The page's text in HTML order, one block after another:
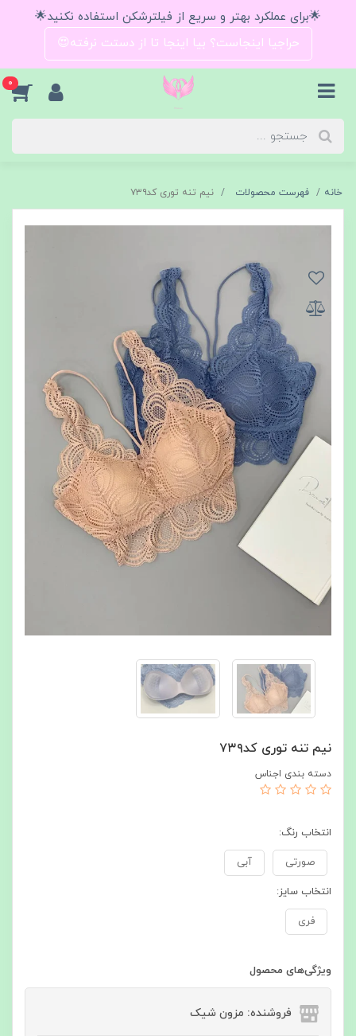
🌟برای عملکرد بهتر و سریع از فیلترشکن استفاده نکنید🌟
حراجیا اینجاست؟ بیا اینجا تا از دستت نرفته😍
0
خانه فهرست محصولات نیم تنه توری کد۷۳۹
نیم تنه توری کد۷۳۹
دسته بندی اجناس
انتخاب رنگ:
صورتی آبی
انتخاب سایز:
فری
ویژگی‌های محصول
فروشنده: مزون شیک